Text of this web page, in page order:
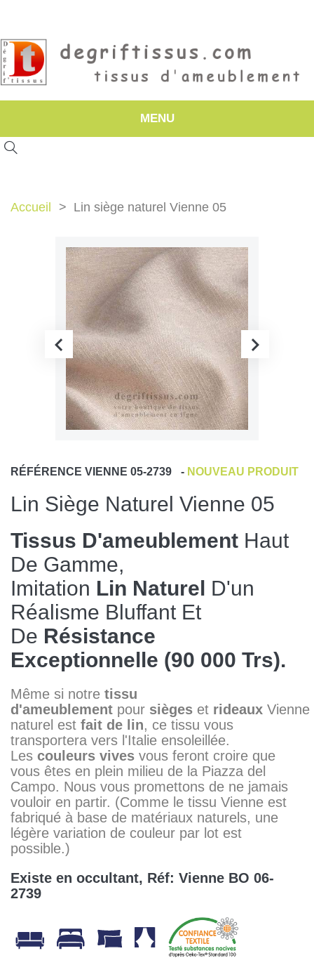
MENU
Accueil Lin siège naturel Vienne 05
RÉFÉRENCE VIENNE 05-2739 - NOUVEAU PRODUIT
Lin Siège Naturel Vienne 05
Tissus D'ameublement Haut
De Gamme,
Imitation Lin Naturel D'un
Réalisme Bluffant Et
De Résistance
Exceptionnelle (90 000 Trs).
Même si notre tissu
d'ameublement pour sièges et rideaux Vienne
naturel est fait de lin, ce tissu vous
transportera vers l'Italie ensoleillée.
Les couleurs vives vous feront croire que
vous êtes en plein milieu de la Piazza del
Campo. Nous vous promettons de ne jamais
vouloir en partir. (Comme le tissu Vienne est
fabriqué à base de matériaux naturels, une
légère variation de couleur par lot est
possible.)
Existe en occultant, Réf: Vienne BO 06-
2739